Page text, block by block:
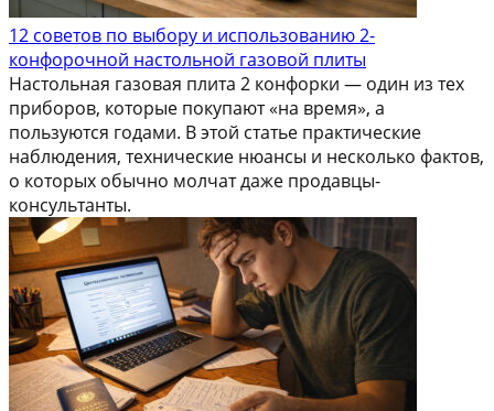
12 советов по выбору и использованию 2-
конфорочной настольной газовой плиты
Настольная газовая плита 2 конфорки — один из тех
приборов, которые покупают «на время», а
пользуются годами. В этой статье практические
наблюдения, технические нюансы и несколько фактов,
о которых обычно молчат даже продавцы-
консультанты.